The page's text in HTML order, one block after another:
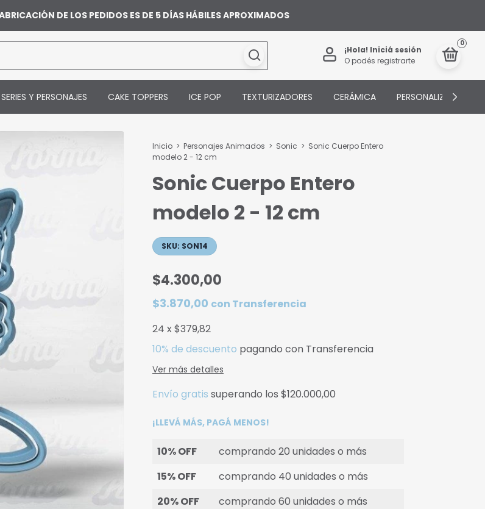
DE LOS PEDIDOS ES DE 5 DÍAS HÁBILES APROXIMADOS
¡Hola! Iniciá sesión
O podés registrarte
0
SERIES Y PERSONAJES CAKE TOPPERS ICE POP TEXTURIZADORES CERÁMICA PERSONALIZADOS
Inicio > Personajes Animados > Sonic > Sonic Cuerpo Entero
modelo 2 - 12 cm
Sonic Cuerpo Entero
modelo 2 - 12 cm
SKU: SON14
$4.300,00
$3.870,00 con Transferencia
24 x$379,82
10% de descuento pagando con Transferencia
Ver más detalles
Envío gratis superando los $120.000,00
¡LLEVÁ MÁS, PAGÁ MENOS!
10% OFF
comprando 20 unidades o más
15% OFF
comprando 40 unidades o más
20% OFF
comprando 60 unidades o más